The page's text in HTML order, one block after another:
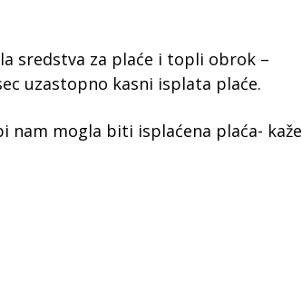
sredstva za plaće i topli obrok –
uzastopno kasni isplata plaće.
mogla biti isplaćena plaća- kaže